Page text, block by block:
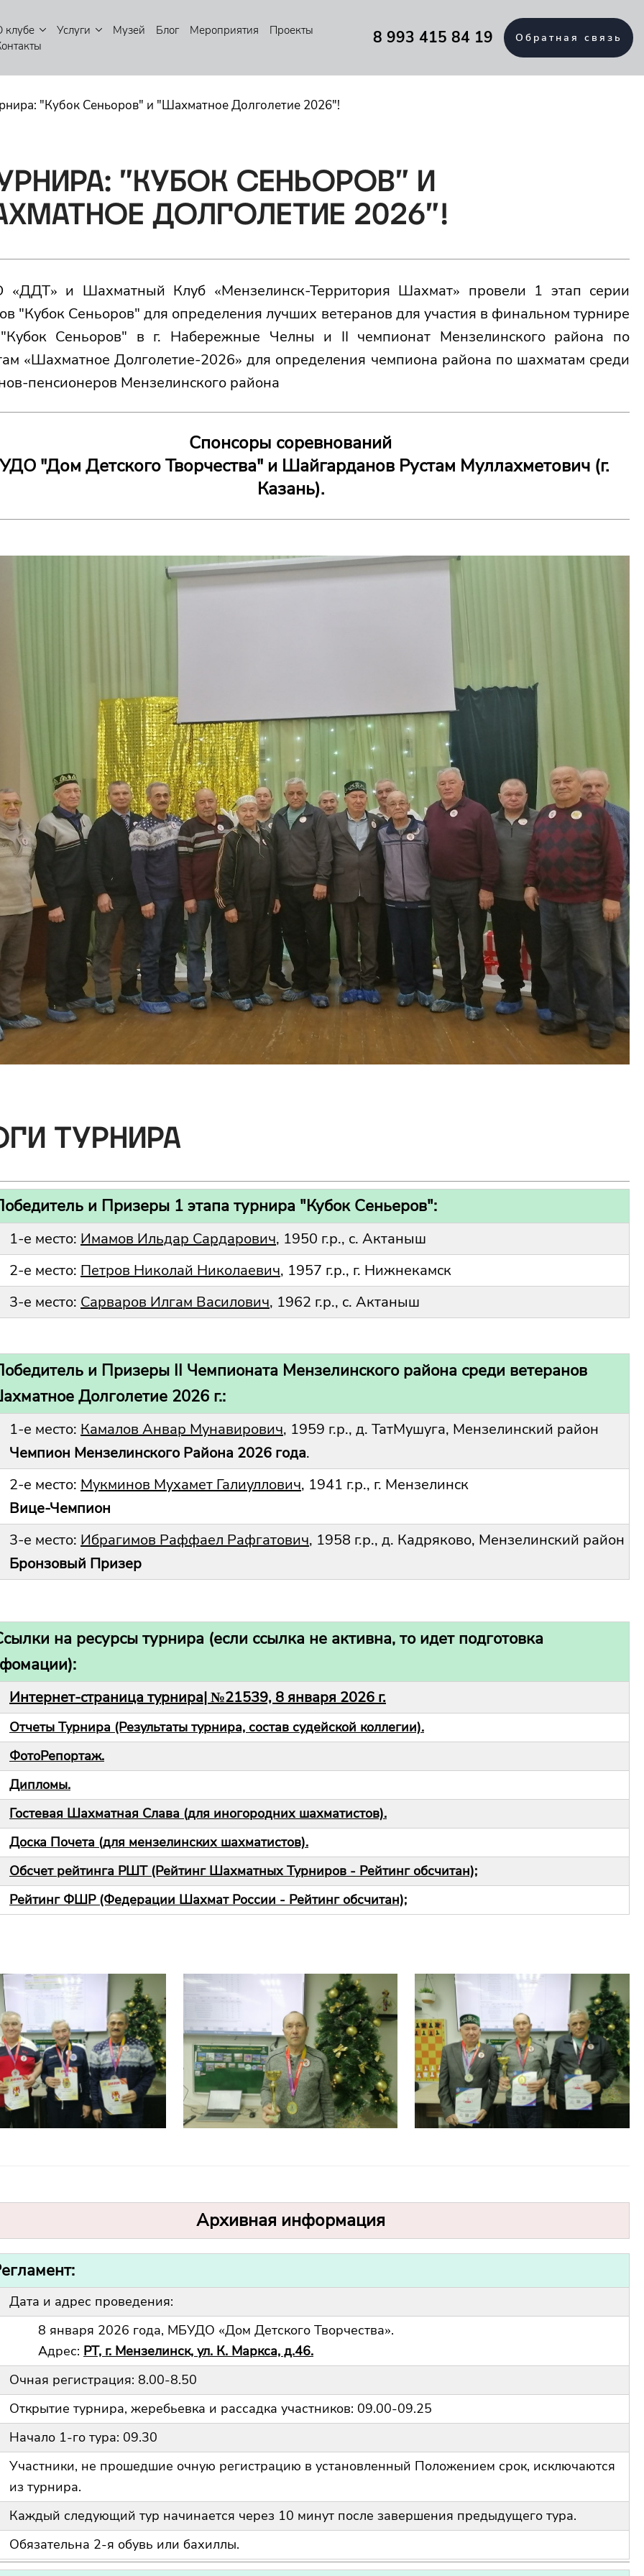
клубе Услуги Музей Блог Мероприятия
Проекты
8 993 415 84 19 Обратная связь
"Кубок Сеньоров" и "Шахматное Долголетие 2026"!
"КУБОК СЕНЬОРОВ" И
ДОЛГОЛЕТИЕ 2026"!
и Шахматный Клуб «Мензелинск-Территория Шахмат» провели 1 этап серии
"Кубок Сеньоров" для определения лучших ветеранов для участия в финальном турнире
Сеньоров" в г. Набережные Челны и II чемпионат Мензелинского района по
«Шахматное Долголетие-2026» для определения чемпиона района по шахматам среди
пенсионеров Мензелинского района
Спонсоры соревнований
"Дом Детского Творчества" и Шайгарданов Рустам Муллахметович (г.
Казань).
ТУРНИРА
и Призеры 1 этапа турнира "Кубок Сеньеров":
1-е место: Имамов Ильдар Сардарович, 1950 г.р., с. Актаныш
2-е место: Петров Николай Николаевич, 1957 г.р., г. Нижнекамск
3-е место: Сарваров Илгам Василович, 1962 г.р., с. Актаныш
и Призеры II Чемпионата Мензелинского района среди ветеранов
Долголетие 2026 г.:
1-е место: Камалов Анвар Мунавирович, 1959 г.р., д. ТатМушуга, Мензелинский район
Чемпион Мензелинского Района 2026 года.
2-е место: Мукминов Мухамет Галиуллович, 1941 г.р., г. Мензелинск
Вице-Чемпион
3-е место: Ибрагимов Раффаел Рафгатович, 1958 г.р., д. Кадряково, Мензелинский район
Бронзовый Призер
на ресурсы турнира (если ссылка не активна, то идет подготовка
Интернет-страница турнира| №21539, 8 января 2026 г.
Отчеты Турнира (Результаты турнира, состав судейской коллегии).
ФотоРепортаж.
Дипломы.
Гостевая Шахматная Слава (для иногородних шахматистов).
Доска Почета (для мензелинских шахматистов).
Обсчет рейтинга РШТ (Рейтинг Шахматных Турниров - Рейтинг обсчитан);
Рейтинг ФШР (Федерации Шахмат России - Рейтинг обсчитан);
Архивная информация
Дата и адрес проведения:
8 января 2026 года, МБУДО «Дом Детского Творчества».
Адрес: РТ, г. Мензелинск, ул. К. Маркса, д.46.
Очная регистрация: 8.00-8.50
Открытие турнира, жеребьевка и рассадка участников: 09.00-09.25
Начало 1-го тура: 09.30
Участники, не прошедшие очную регистрацию в установленный Положением срок, исключаются
из турнира.
Каждый следующий тур начинается через 10 минут после завершения предыдущего тура.
Обязательна 2-я обувь или бахиллы.